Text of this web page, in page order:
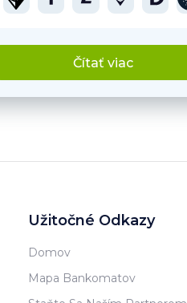
Čítať viac
Užitočné Odkazy
Domov
Mapa Bankomatov